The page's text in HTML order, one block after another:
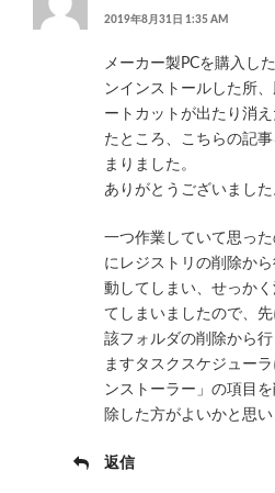
2019年8月31日 1:35 AM
メーカー製PCを購入し
ンインストールした所
ートカットが出たり消
たところ、こちらの記
まりました。
ありがとうございました
一つ作業していて思っ
にレジストリの削除か
動してしまい、せっか
てしまいましたので、
該フォルダの削除から
ますタスクスケジュー
ンストーラー」の項目
除した方がよいかと思い
返信